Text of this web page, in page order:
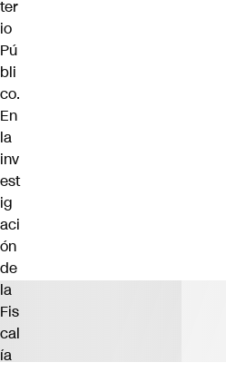
ter
io
Pú
bli
co.
En
la
inv
est
ig
aci
ón
de
la
Fis
cal
ía